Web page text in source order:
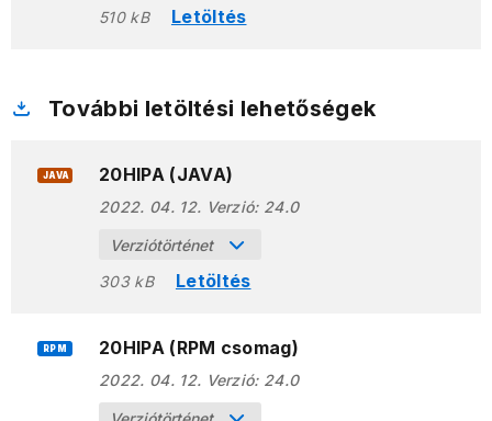
510 kB
Letöltés
További letöltési lehetőségek
JAVA 20HIPA (JAVA)
2022. 04. 12. Verzió: 24.0
Verziótörténet
303 kB
Letöltés
RPM 20HIPA (RPM csomag)
2022. 04. 12. Verzió: 24.0